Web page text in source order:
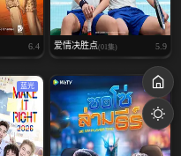
6.4 爱情决胜点(01集) 5.9
蓝光 蓝光